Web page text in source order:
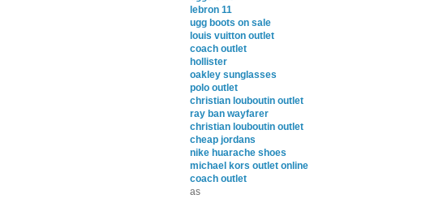
lebron 11
ugg boots on sale
louis vuitton outlet
coach outlet
hollister
oakley sunglasses
polo outlet
christian louboutin outlet
ray ban wayfarer
christian louboutin outlet
cheap jordans
nike huarache shoes
michael kors outlet online
coach outlet
as